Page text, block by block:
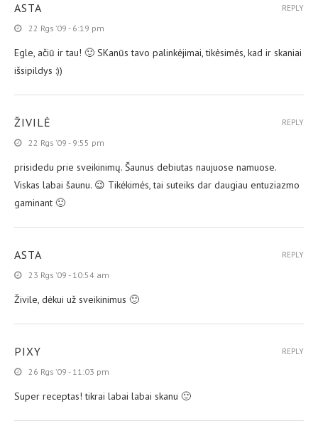
ASTA
22 Rgs ’09 - 6:19 pm
Egle, ačiū ir tau! 🙂 SKanūs tavo palinkėjimai, tikėsimės, kad ir skaniai
išsipildys :))
REPLY
ŽIVILĖ
22 Rgs ’09 - 9:55 pm
prisidedu prie sveikinimų. Šaunus debiutas naujuose namuose.
Viskas labai šaunu. 😉 Tikėkimės, tai suteiks dar daugiau entuziazmo
gaminant 🙂
REPLY
ASTA
23 Rgs ’09 - 10:54 am
Živile, dėkui už sveikinimus 🙂
REPLY
PIXY
26 Rgs ’09 - 11:03 pm
Super receptas! tikrai labai labai skanu 🙂
REPLY